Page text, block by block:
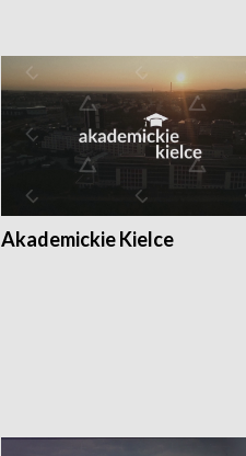
Akademickie Kielce